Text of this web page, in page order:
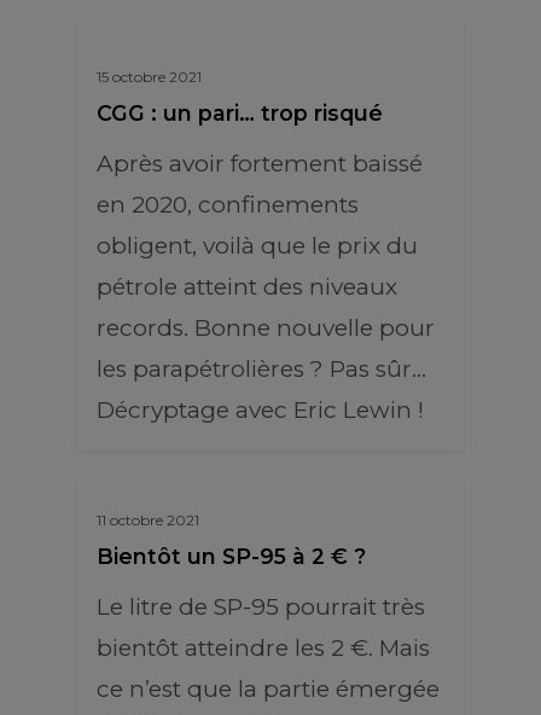
15 octobre 2021
CGG : un pari… trop risqué
Après avoir fortement baissé
en 2020, confinements
obligent, voilà que le prix du
pétrole atteint des niveaux
records. Bonne nouvelle pour
les parapétrolières ? Pas sûr…
Décryptage avec Eric Lewin !
11 octobre 2021
Bientôt un SP-95 à 2 € ?
Le litre de SP-95 pourrait très
bientôt atteindre les 2 €. Mais
ce n’est que la partie émergée